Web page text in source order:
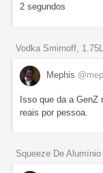
2 segundos
Vodka Smirnoff, 1.75L
Mephis
Isso que da a GenZ
reais por pessoa.
Squeeze De Alumínio